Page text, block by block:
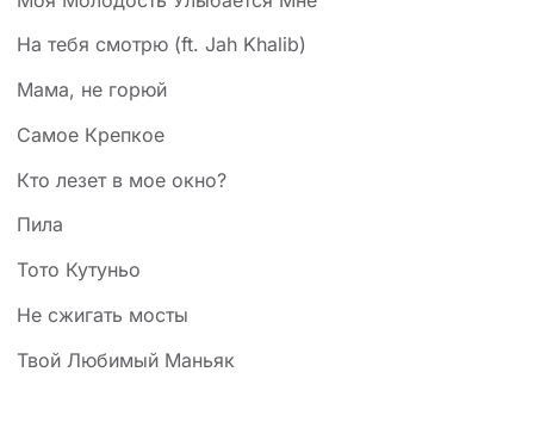
На тебя смотрю (ft. Jah Khalib)
Мама, не горюй
Самое Крепкое
Кто лезет в мое окно?
Пила
Тото Кутуньо
Не сжигать мосты
Твой Любимый Маньяк